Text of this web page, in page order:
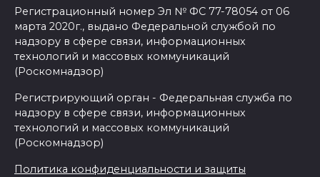
Регистрационный номер Эл № ФС 77-78054 от 06
марта 2020г., выдано Федеральной службой по
надзору в сфере связи, информационных
технологий и массовых коммуникаций
(Роскомнадзор)
Регистрирующий орган - Федеральная служба по
надзору в сфере связи, информационных
технологий и массовых коммуникаций
(Роскомнадзор)
Политика конфиденциальности и защиты